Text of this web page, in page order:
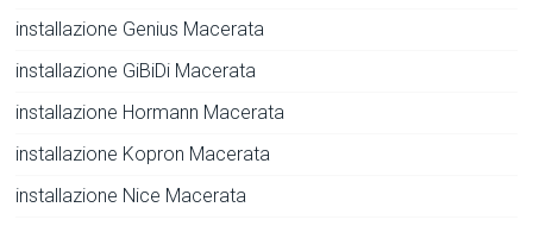
installazione Genius Macerata
installazione GiBiDi Macerata
installazione Hormann Macerata
installazione Kopron Macerata
installazione Nice Macerata